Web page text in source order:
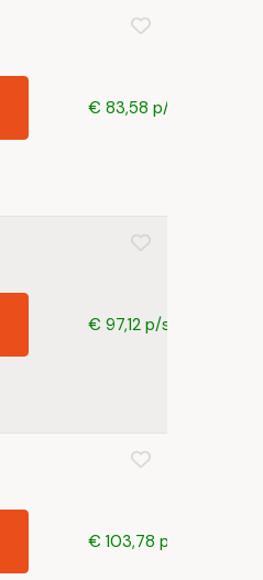
€ 83,58 p/s
€ 97,12 p/s
€ 103,78 p/s